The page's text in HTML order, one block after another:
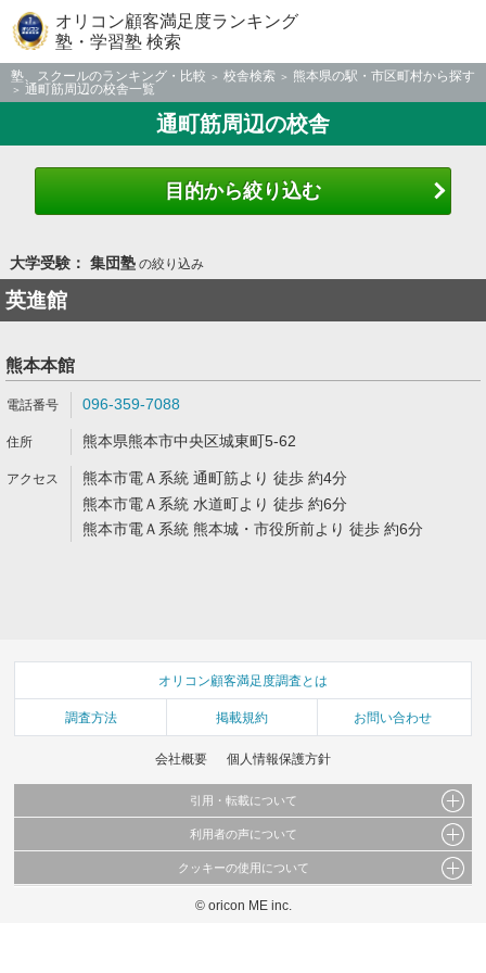
オリコン顧客満足度ランキング
塾・学習塾 検索
塾、スクールのランキング・比較 校舎検索
熊本県の駅・市区町村から探す
通町筋周辺の校舎一覧
通町筋周辺の校舎
目的から絞り込む
大学受験： 集団塾の絞り込み
英進館
熊本本館
096-359-7088
熊本県熊本市中央区城東町5-62
熊本市電Ａ系統 通町筋より 徒歩 約4分
熊本市電Ａ系統 水道町より 徒歩 約6分
熊本市電Ａ系統 熊本城・市役所前より 徒歩 約6分
オリコン顧客満足度調査とは
調査方法 掲載規約 お問い合わせ
会社概要 個人情報保護方針
引用・転載について
当サイトで公開されている情報（文字、写真、イラスト、画像データ等）及びこれらの配
これらの情報を権利者の許可なく無断転載・複製などの二次利用を行うことは固く禁じて
利用者の声について
当サイトに掲載している内容はすべてサービスの利用者が提出された見解・感想です。
弊社の見解・ 意見ではないことをご理解いただいた上でご覧ください。
クッキーの使用について
このサイトでは Cookie を使用して、ユーザーに合わせたコンテンツや広告の表示、ソー
© oricon ME inc.